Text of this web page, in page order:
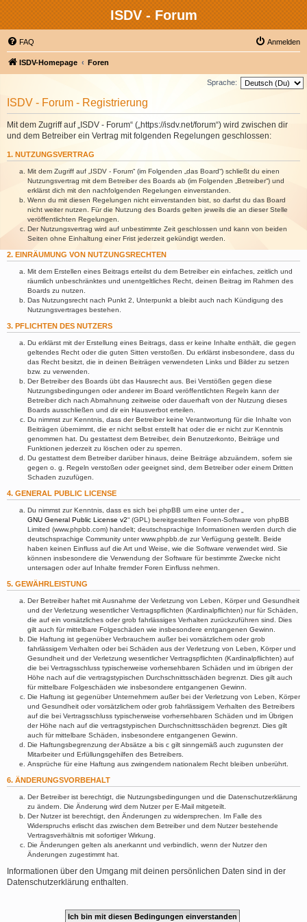
ISDV - Forum
FAQ Anmelden
ISDV-Homepage Foren
Sprache:
ISDV - Forum - Registrierung
Mit dem Zugriff auf „ISDV - Forum“ („https://isdv.net/forum“) wird zwischen dir
und dem Betreiber ein Vertrag mit folgenden Regelungen geschlossen:
1. NUTZUNGSVERTRAG
Mit dem Zugriff auf „ISDV - Forum“ (im Folgenden „das Board“) schließt du einen
Nutzungsvertrag mit dem Betreiber des Boards ab (im Folgenden „Betreiber“) und
erklärst dich mit den nachfolgenden Regelungen einverstanden.
Wenn du mit diesen Regelungen nicht einverstanden bist, so darfst du das Board
nicht weiter nutzen. Für die Nutzung des Boards gelten jeweils die an dieser Stelle
veröffentlichten Regelungen.
Der Nutzungsvertrag wird auf unbestimmte Zeit geschlossen und kann von beiden
Seiten ohne Einhaltung einer Frist jederzeit gekündigt werden.
2. EINRÄUMUNG VON NUTZUNGSRECHTEN
Mit dem Erstellen eines Beitrags erteilst du dem Betreiber ein einfaches, zeitlich und
räumlich unbeschränktes und unentgeltliches Recht, deinen Beitrag im Rahmen des
Boards zu nutzen.
Das Nutzungsrecht nach Punkt 2, Unterpunkt a bleibt auch nach Kündigung des
Nutzungsvertrages bestehen.
3. PFLICHTEN DES NUTZERS
Du erklärst mit der Erstellung eines Beitrags, dass er keine Inhalte enthält, die gegen
geltendes Recht oder die guten Sitten verstoßen. Du erklärst insbesondere, dass du
das Recht besitzt, die in deinen Beiträgen verwendeten Links und Bilder zu setzen
bzw. zu verwenden.
Der Betreiber des Boards übt das Hausrecht aus. Bei Verstößen gegen diese
Nutzungsbedingungen oder anderer im Board veröffentlichten Regeln kann der
Betreiber dich nach Abmahnung zeitweise oder dauerhaft von der Nutzung dieses
Boards ausschließen und dir ein Hausverbot erteilen.
Du nimmst zur Kenntnis, dass der Betreiber keine Verantwortung für die Inhalte von
Beiträgen übernimmt, die er nicht selbst erstellt hat oder die er nicht zur Kenntnis
genommen hat. Du gestattest dem Betreiber, dein Benutzerkonto, Beiträge und
Funktionen jederzeit zu löschen oder zu sperren.
Du gestattest dem Betreiber darüber hinaus, deine Beiträge abzuändern, sofern sie
gegen o. g. Regeln verstoßen oder geeignet sind, dem Betreiber oder einem Dritten
Schaden zuzufügen.
4. GENERAL PUBLIC LICENSE
Du nimmst zur Kenntnis, dass es sich bei phpBB um eine unter der „
GNU General Public License v2“ (GPL) bereitgestellten Foren-Software von phpBB
Limited (www.phpbb.com) handelt; deutschsprachige Informationen werden durch die
deutschsprachige Community unter www.phpbb.de zur Verfügung gestellt. Beide
haben keinen Einfluss auf die Art und Weise, wie die Software verwendet wird. Sie
können insbesondere die Verwendung der Software für bestimmte Zwecke nicht
untersagen oder auf Inhalte fremder Foren Einfluss nehmen.
5. GEWÄHRLEISTUNG
Der Betreiber haftet mit Ausnahme der Verletzung von Leben, Körper und Gesundheit
und der Verletzung wesentlicher Vertragspflichten (Kardinalpflichten) nur für Schäden,
die auf ein vorsätzliches oder grob fahrlässiges Verhalten zurückzuführen sind. Dies
gilt auch für mittelbare Folgeschäden wie insbesondere entgangenen Gewinn.
Die Haftung ist gegenüber Verbrauchern außer bei vorsätzlichem oder grob
fahrlässigem Verhalten oder bei Schäden aus der Verletzung von Leben, Körper und
Gesundheit und der Verletzung wesentlicher Vertragspflichten (Kardinalpflichten) auf
die bei Vertragsschluss typischerweise vorhersehbaren Schäden und im übrigen der
Höhe nach auf die vertragstypischen Durchschnittsschäden begrenzt. Dies gilt auch
für mittelbare Folgeschäden wie insbesondere entgangenen Gewinn.
Die Haftung ist gegenüber Unternehmern außer bei der Verletzung von Leben, Körper
und Gesundheit oder vorsätzlichem oder grob fahrlässigem Verhalten des Betreibers
auf die bei Vertragsschluss typischerweise vorhersehbaren Schäden und im Übrigen
der Höhe nach auf die vertragstypischen Durchschnittsschäden begrenzt. Dies gilt
auch für mittelbare Schäden, insbesondere entgangenen Gewinn.
Die Haftungsbegrenzung der Absätze a bis c gilt sinngemäß auch zugunsten der
Mitarbeiter und Erfüllungsgehilfen des Betreibers.
Ansprüche für eine Haftung aus zwingendem nationalem Recht bleiben unberührt.
6. ÄNDERUNGSVORBEHALT
Der Betreiber ist berechtigt, die Nutzungsbedingungen und die Datenschutzerklärung
zu ändern. Die Änderung wird dem Nutzer per E-Mail mitgeteilt.
Der Nutzer ist berechtigt, den Änderungen zu widersprechen. Im Falle des
Widerspruchs erlischt das zwischen dem Betreiber und dem Nutzer bestehende
Vertragsverhältnis mit sofortiger Wirkung.
Die Änderungen gelten als anerkannt und verbindlich, wenn der Nutzer den
Änderungen zugestimmt hat.
Informationen über den Umgang mit deinen persönlichen Daten sind in der
Datenschutzerklärung enthalten.